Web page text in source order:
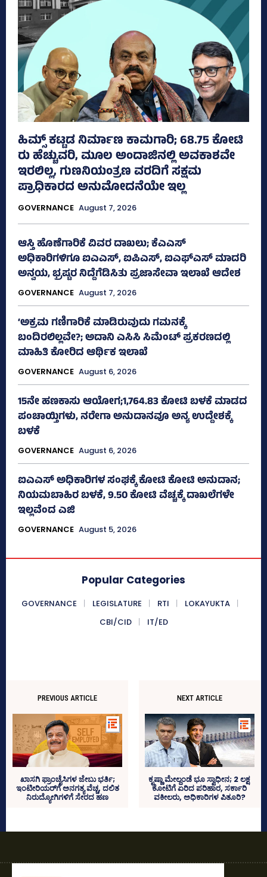
ಹಿಮ್ಸ್‌ ಕಟ್ಟಡ ನಿರ್ಮಾಣ ಕಾಮಗಾರಿ; 68.75 ಕೋಟಿ
ರು ಹೆಚ್ಚುವರಿ, ಮೂಲ ಅಂದಾಜಿನಲ್ಲಿ ಅವಕಾಶವೇ
ಇರಲಿಲ್ಲ, ಗುಣನಿಯಂತ್ರಣ ವರದಿಗೆ ಸಕ್ಷಮ
ಪ್ರಾಧಿಕಾರದ ಅನುಮೋದನೆಯೇ ಇಲ್ಲ
GOVERNANCE August 7, 2026
ಆಸ್ತಿ ಹೊಣೆಗಾರಿಕೆ ವಿವರ ದಾಖಲು; ಕೆಎಎಸ್
ಅಧಿಕಾರಿಗಳಿಗೂ ಐಎಎಸ್‌, ಐಪಿಎಸ್‌, ಐಎಫ್‌ಎಸ್‌ ಮಾದರಿ
ಅನ್ವಯ, ಭ್ರಷ್ಟರ ನಿದ್ದೆಗೆಡಿಸಿತು ಪ್ರಜಾಸೇವಾ ಇಲಾಖೆ ಆದೇಶ
GOVERNANCE August 7, 2026
‘ಅಕ್ರಮ ಗಣಿಗಾರಿಕೆ ಮಾಡಿರುವುದು ಗಮನಕ್ಕೆ
ಬಂದಿರಲಿಲ್ಲವೇ?; ಅದಾನಿ ಎಸಿಸಿ ಸಿಮೆಂಟ್ ಪ್ರಕರಣದಲ್ಲಿ
ಮಾಹಿತಿ ಕೋರಿದ ಆರ್ಥಿಕ ಇಲಾಖೆ
GOVERNANCE August 6, 2026
15ನೇ ಹಣಕಾಸು ಆಯೋಗ;1,764.83 ಕೋಟಿ ಬಳಕೆ ಮಾಡದ
ಪಂಚಾಯ್ತಿಗಳು, ನರೇಗಾ ಅನುದಾನವೂ ಅನ್ಯ ಉದ್ದೇಶಕ್ಕೆ
ಬಳಕೆ
GOVERNANCE August 6, 2026
ಐಎಎಸ್‌ ಅಧಿಕಾರಿಗಳ ಸಂಘಕ್ಕೆ ಕೋಟಿ ಕೋಟಿ ಅನುದಾನ;
ನಿಯಮಬಾಹಿರ ಬಳಕೆ, 9.50 ಕೋಟಿ ವೆಚ್ಚಕ್ಕೆ ದಾಖಲೆಗಳೇ
ಇಲ್ಲವೆಂದ ಎಜಿ
GOVERNANCE August 5, 2026
Popular Categories
GOVERNANCE LEGISLATURE RTI
LOKAYUKTA
CBI/CID
IT/ED
PREVIOUS ARTICLE
ಖಾಸಗಿ ಫ್ರಾಂಚೈಸಿಗಳ ಜೇಬು ಭರ್ತಿ;
ಇಂಟೀರಿಯರ್‍‌ಗೆ ಅನಗತ್ಯ ವೆಚ್ಚ, ದಲಿತ
ನಿರುದ್ಯೋಗಿಗಳಿಗೆ ಸೇರದ ಹಣ
NEXT ARTICLE
ಕೃಷ್ಣಾ ಮೇಲ್ದಂಡೆ ಭೂ ಸ್ವಾಧೀನ; 2 ಲಕ್ಷ
ಕೋಟಿಗೆ ಏರಿದ ಪರಿಹಾರ, ಸರ್ಕಾರಿ
ವಕೀಲರು, ಅಧಿಕಾರಿಗಳ ಪಿತೂರಿ?